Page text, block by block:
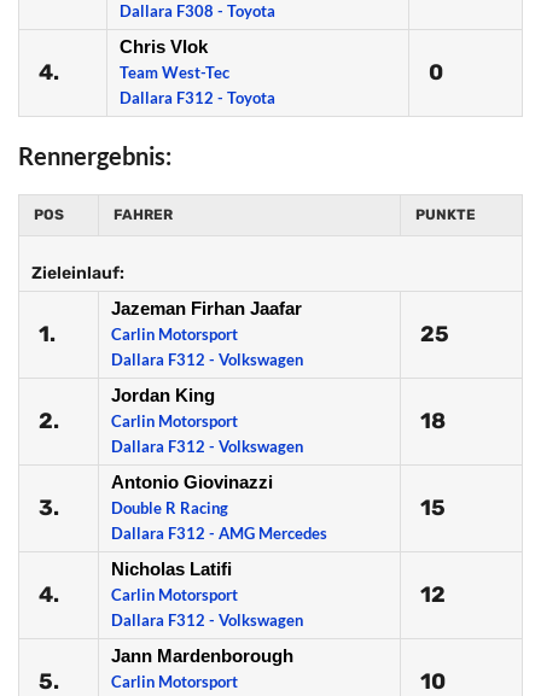
Dallara F308 - Toyota
4.
Chris Vlok
Team West-Tec
Dallara F312 - Toyota
0
Rennergebnis:
POS FAHRER PUNKTE
Zieleinlauf:
1.
Jazeman Firhan Jaafar
Carlin Motorsport
Dallara F312 - Volkswagen
25
2.
Jordan King
Carlin Motorsport
Dallara F312 - Volkswagen
18
3.
Antonio Giovinazzi
Double R Racing
Dallara F312 - AMG Mercedes
15
4.
Nicholas Latifi
Carlin Motorsport
Dallara F312 - Volkswagen
12
5.
Jann Mardenborough
Carlin Motorsport
10